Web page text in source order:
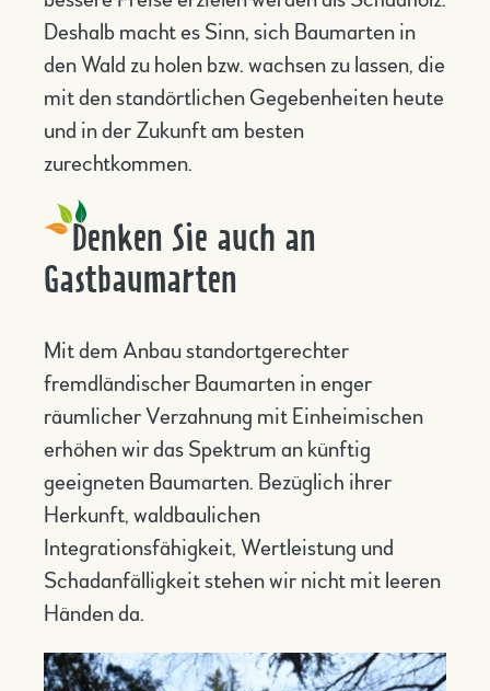
Deshalb macht es Sinn, sich Baumarten in
den Wald zu holen bzw. wachsen zu lassen, die
mit den standörtlichen Gegebenheiten heute
und in der Zukunft am besten
zurechtkommen.
Denken Sie auch an
Gastbaumarten
Mit dem Anbau standortgerechter
fremdländischer Baumarten in enger
räumlicher Verzahnung mit Einheimischen
erhöhen wir das Spektrum an künftig
geeigneten Baumarten. Bezüglich ihrer
Herkunft, waldbaulichen
Integrationsfähigkeit, Wertleistung und
Schadanfälligkeit stehen wir nicht mit leeren
Händen da.